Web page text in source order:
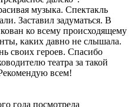
музыка. Спектакль
Заставил задуматься. В
ко всему происходящему
каких давно не слышала.
своих героев. Спасибо
театра за такой
всем!
года посмотрела